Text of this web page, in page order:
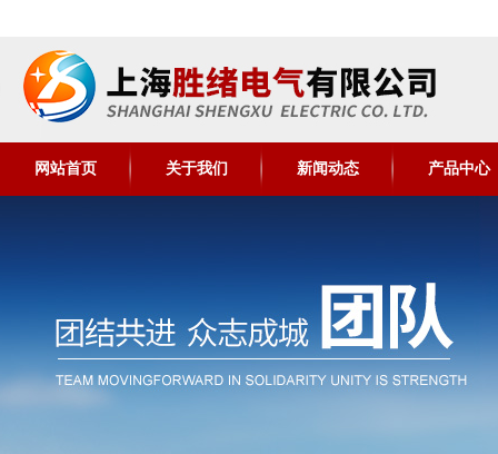
网站首页 关于我们 新闻动态 产品中心